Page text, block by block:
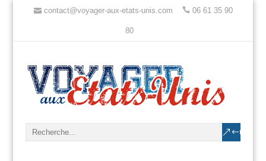
contact@voyager-aux-etats-unis.com 06 61 35 90
80